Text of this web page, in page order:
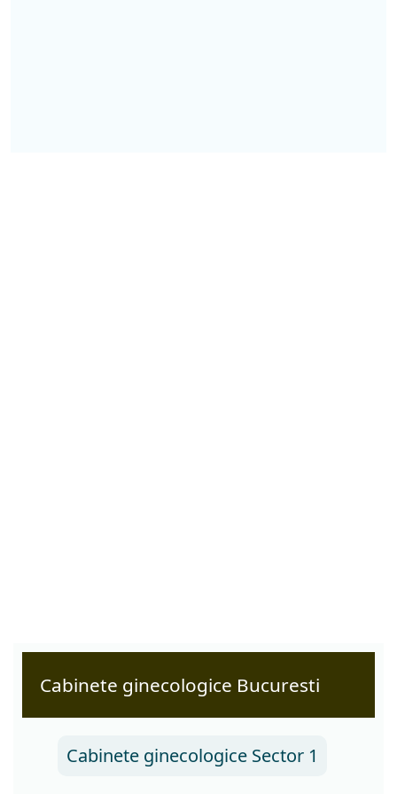
Cabinete ginecologice Bucuresti
Cabinete ginecologice Sector 1